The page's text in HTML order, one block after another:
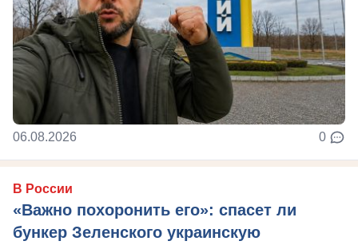
06.08.2026 0
В России
«Важно похоронить его»: спасет ли
бункер Зеленского украинскую